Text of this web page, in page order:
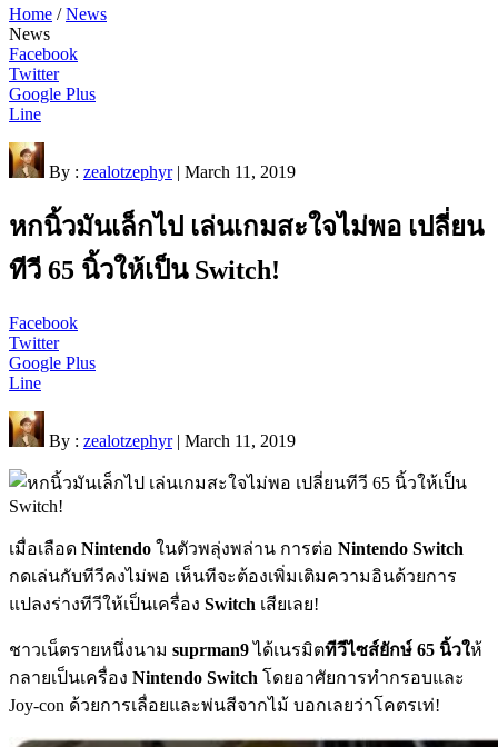
Home /News
News
Facebook
Twitter
Google Plus
Line
By : zealotzephyr| March 11, 2019
หกนิ้วมันเล็กไป เล่นเกมสะใจไม่พอ เปลี่ยน
ทีวี 65 นิ้วให้เป็น Switch!
Facebook
Twitter
Google Plus
Line
By : zealotzephyr| March 11, 2019
เมื่อเลือด Nintendo ในตัวพลุ่งพล่าน การต่อ Nintendo Switch
กดเล่นกับทีวีคงไม่พอ เห็นทีจะต้องเพิ่มเติมความอินด้วยการ
แปลงร่างทีวีให้เป็นเครื่อง Switch เสียเลย!
ชาวเน็ตรายหนึ่งนาม suprman9ได้เนรมิตทีวีไซส์ยักษ์ 65 นิ้วให้
กลายเป็นเครื่อง Nintendo Switch โดยอาศัยการทำกรอบและ
Joy-con ด้วยการเลื่อยและพ่นสีจากไม้ บอกเลยว่าโคตรเท่!